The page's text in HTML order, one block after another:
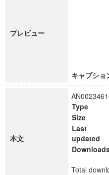
プレビュー
キャプショ
本文
Type
Size
Last
updated
Total